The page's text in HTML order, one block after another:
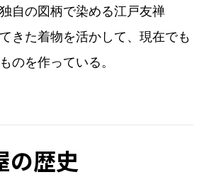
自の図柄で染める江戸友禅
きた着物を活かして、現在でも
のを作っている。
の歴史